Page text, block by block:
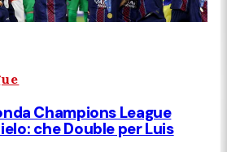
Champions League
che Double per Luis